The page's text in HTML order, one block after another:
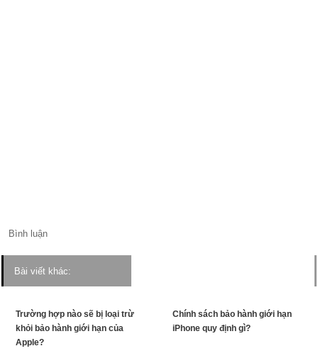
Bình luận
Bài viết khác:
Trường hợp nào sẽ bị loại trừ
khỏi bảo hành giới hạn của
Apple?
Chính sách bảo hành giới hạn
iPhone quy định gì?